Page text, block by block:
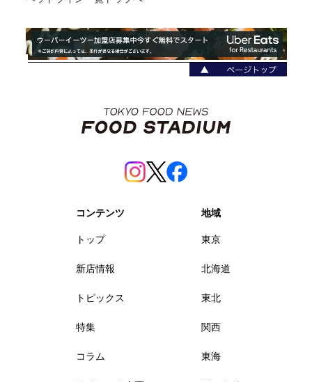
コンテンツ
トップ
新店情報
トピックス
特集
コラム
地域
東京
北海道
東北
関西
東海